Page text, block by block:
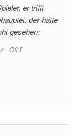
er trifft
der hätte
gesehen:
Off